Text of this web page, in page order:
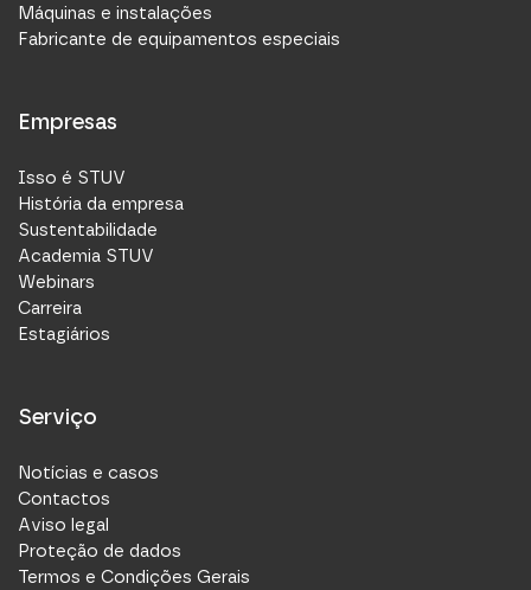
Máquinas e instalações
Fabricante de equipamentos especiais
Empresas
Isso é STUV
História da empresa
Sustentabilidade
Academia STUV
Webinars
Carreira
Estagiários
Serviço
Notícias e casos
Contactos
Aviso legal
Proteção de dados
Termos e Condições Gerais